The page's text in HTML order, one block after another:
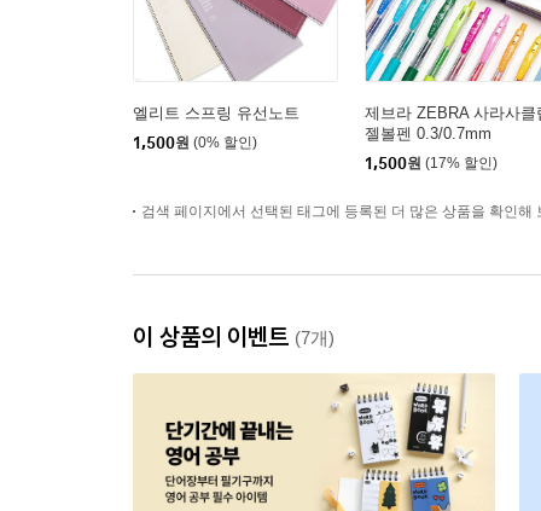
엘리트 스프링 유선노트
1,500원 (0% 할인)
제브라 ZEBRA 사라사클
젤볼펜 0.3/0.7mm
1,500원 (17% 할인)
검색 페이지에서 선택된 태그에 등록된 더 많은 상품을 확인해
이 상품의 이벤트 (7개)